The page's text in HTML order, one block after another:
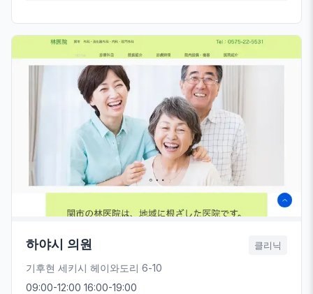
하야시 의원 클리닉
기후현 세키시 헤이와도리 6-10
09:00-12:00 16:00-19:00